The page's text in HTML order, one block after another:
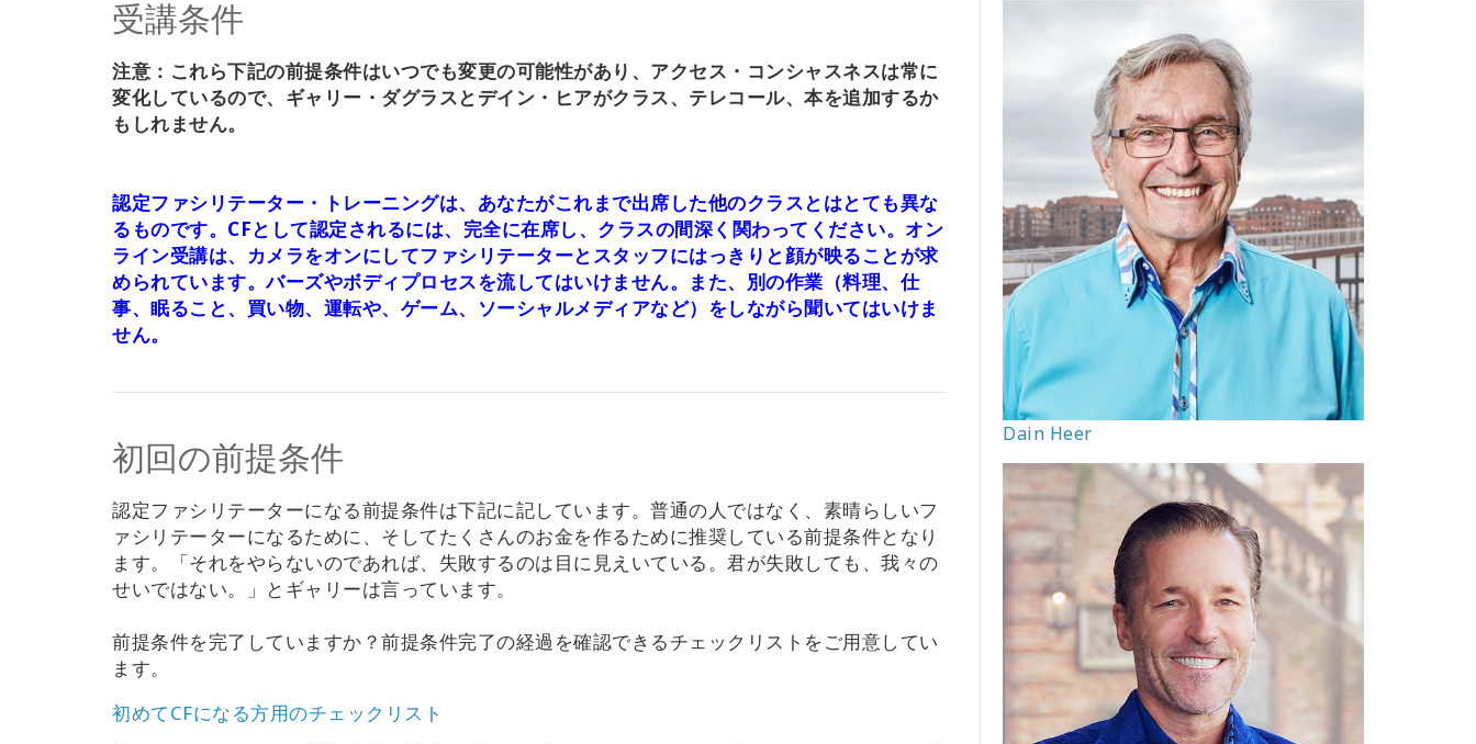
受講条件
注意：これら下記の前提条件はいつでも変更の可能性があり、アクセス・コンシャスネスは常に
変化しているので、ギャリー・ダグラスとデイン・ヒアがクラス、テレコール、本を追加するか
もしれません。
認定ファシリテーター・トレーニングは、あなたがこれまで出席した他のクラスとはとても異な
るものです。CFとして認定されるには、完全に在席し、クラスの間深く関わってください。オン
ライン受講は、カメラをオンにしてファシリテーターとスタッフにはっきりと顔が映ることが求
められています。バーズやボディプロセスを流してはいけません。また、別の作業（料理、仕
事、眠ること、買い物、運転や、ゲーム、ソーシャルメディアなど）をしながら聞いてはいけま
せん。
初回の前提条件
認定ファシリテーターになる前提条件は下記に記しています。普通の人ではなく、素晴らしいフ
ァシリテーターになるために、そしてたくさんのお金を作るために推奨している前提条件となり
ます。「それをやらないのであれば、失敗するのは目に見えいている。君が失敗しても、我々の
せいではない。」とギャリーは言っています。
前提条件を完了していますか？前提条件完了の経過を確認できるチェックリストをご用意してい
ます。
初めてCFになる方用のチェックリスト
Dain Heer